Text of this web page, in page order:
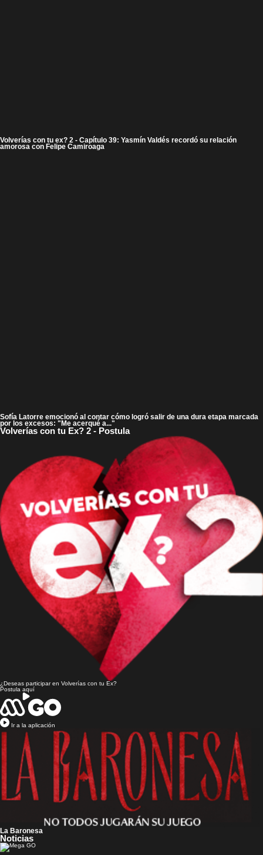
Volverías con tu ex? 2 - Capítulo 39: Yasmín Valdés recordó su relación
amorosa con Felipe Camiroaga
Sofía Latorre emocionó al contar cómo logró salir de una dura etapa marcada
por los excesos: "Me acerqué a..."
Volverías con tu Ex? 2 - Postula
¿Deseas participar en Volverías con tu Ex?
Postula aquí
Ir a la aplicación
La Baronesa
Noticias